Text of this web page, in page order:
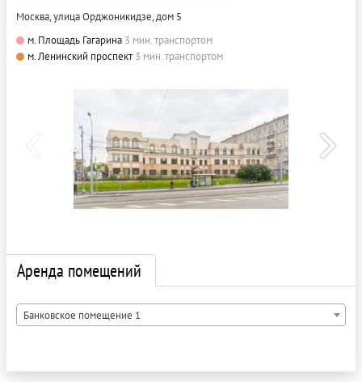
Москва, улица Орджоникидзе, дом 5
м. Площадь Гагарина 3 мин. транспортом
м. Ленинский проспект 3 мин. транспортом
Аренда помещений
Банковское помещение 1